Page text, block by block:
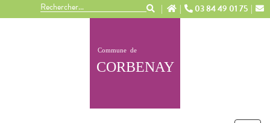
03 84 49 01 75
Panneau de gestion des cookies